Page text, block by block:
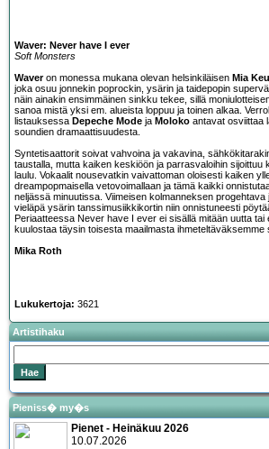
Waver: Never have I ever
Soft Monsters
Waveron monessa mukana olevan helsinkiläisen Mia
joka osuu jonnekin poprockin, ysärin ja taidepopin
näin ainakin ensimmäinen sinkku tekee, sillä
sanoa mistä yksi em. alueista loppuu ja toinen alkaa.
listauksessa Depeche Mode ja Moloko antavat osviittaa
soundien dramaattisuudesta.
Syntetisaattorit soivat vahvoina ja vakavina,
taustalla, mutta kaiken keskiöön ja parrasvaloihin sijoittuu
laulu. Vokaalit nousevatkin vaivattoman oloisesti kaiken
dreampopmaisella vetovoimallaan ja tämä kaikki
neljässä minuutissa. Viimeisen kolmanneksen
vieläpä ysärin tanssimusiikkikortin niin onnistuneesti
Periaatteessa Never have I ever ei sisällä mitään uutta tai
kuulostaa täysin toisesta maailmasta ihmeteltäväksemme
Mika Roth
Lukukertoja: 3621
Artistihaku
Pieniss� my�s
Pienet - Heinäkuu 2026
10.07.2026